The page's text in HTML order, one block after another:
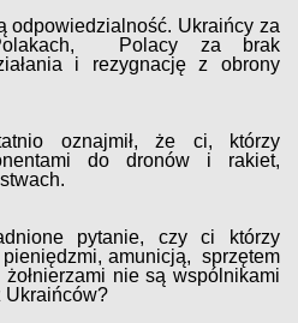
odpowiedzialność. Ukraińcy za
Polacy za brak
i rezygnację z obrony
oznajmił, że ci, którzy
do dronów i rakiet,
pytanie, czy ci którzy
amunicją, sprzętem
nie są wspólnikami
Ukraińców?